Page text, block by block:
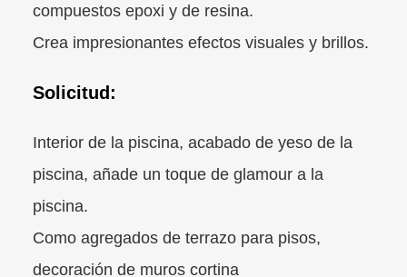
compuestos epoxi y de resina.
Crea impresionantes efectos visuales y brillos.
Solicitud:
Interior de la piscina, acabado de yeso de la
piscina, añade un toque de glamour a la
piscina.
Como agregados de terrazo para pisos,
decoración de muros cortina